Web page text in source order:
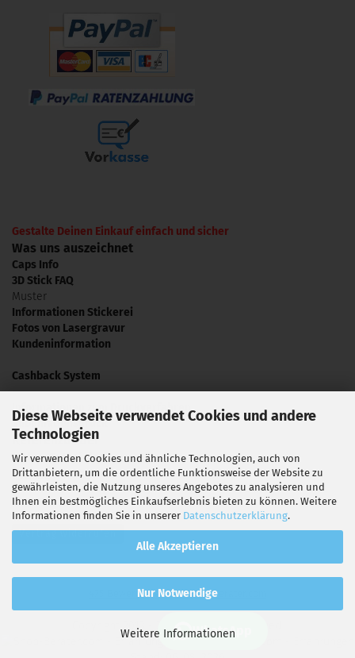
Diese Webseite verwendet Cookies und andere
Technologien
Wir verwenden Cookies und ähnliche Technologien, auch von
Drittanbietern, um die ordentliche Funktionsweise der Website zu
gewährleisten, die Nutzung unseres Angebotes zu analysieren und
Ihnen ein bestmögliches Einkaufserlebnis bieten zu können. Weitere
Informationen finden Sie in unserer Datenschutzerklärung.
Alle Akzeptieren
Nur Notwendige
Weitere Informationen
Gestalte Deinen Einkauf einfach und sicher
Was uns auszeichnet
Caps Info
3D Stick FAQ
Muster
Informationen Stickerei
Fotos von Lasergravur
Kundeninformation
Cashback System
Informationen zum Druckverfahren
Sublimationsdruck
Referenzbilder
Video Tutorials
Presse
Vertrag widerrufen
Konnydesign.de
hat4,70
Bewertungen auf Shop-Berater.com
Copyright 2013 - 2026. All Rights Reserved.
WhatsApp